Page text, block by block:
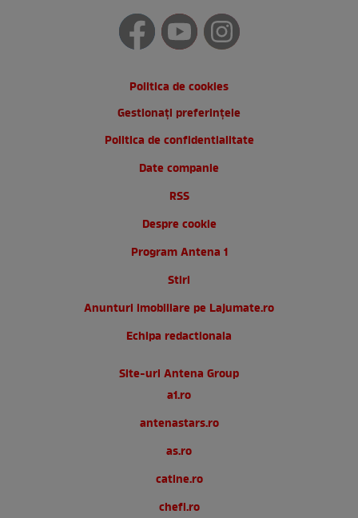
Politica de cookies
Gestionați preferințele
Politica de confidentialitate
Date companie
RSS
Despre cookie
Program Antena 1
Stiri
Anunturi imobiliare pe Lajumate.ro
Echipa redactionala
Site-uri Antena Group
a1.ro
antenastars.ro
as.ro
catine.ro
chefi.ro